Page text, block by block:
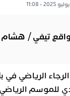
تيفي /
الرجاء الرياضي